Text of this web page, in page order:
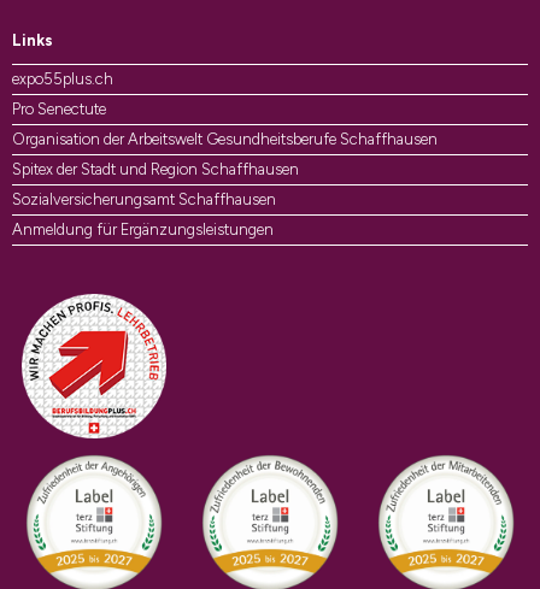
Links
expo55plus.ch
Pro Senectute
Organisation der Arbeitswelt Gesundheitsberufe Schaffhausen
Spitex der Stadt und Region Schaffhausen
Sozialversicherungsamt Schaffhausen
Anmeldung für Ergänzungsleistungen
Auszeichnungen